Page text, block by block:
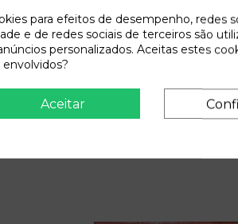
Recambio de piloto lateral
04.04 - 12.09 referencia OEM
para efeitos de desempenho, redes
e de redes sociais de terceiros são
personalizados. Aceitas estes
Aceitar